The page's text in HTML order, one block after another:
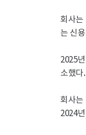
회사는
는 신
2025
소했다.
회사는
2024